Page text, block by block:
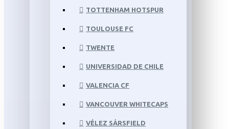
TOTTENHAM HOTSPUR
TOULOUSE FC
TWENTE
UNIVERSIDAD DE CHILE
VALENCIA CF
VANCOUVER WHITECAPS
VÉLEZ SÁRSFIELD